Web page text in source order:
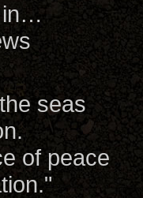
in…
seas
of peace